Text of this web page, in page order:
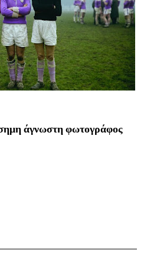
άγνωστη φωτογράφος